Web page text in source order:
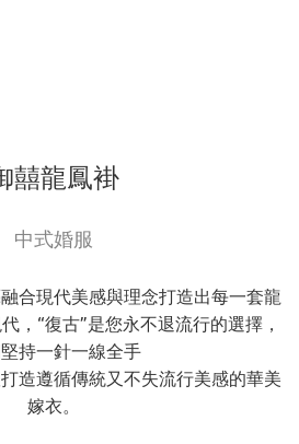
囍龍鳳褂
中式婚服
合現代美感與理念打造出每一套龍
，“復古”是您永不退流行的選擇，
持一針一線全手
造遵循傳統又不失流行美感的華美
嫁衣。